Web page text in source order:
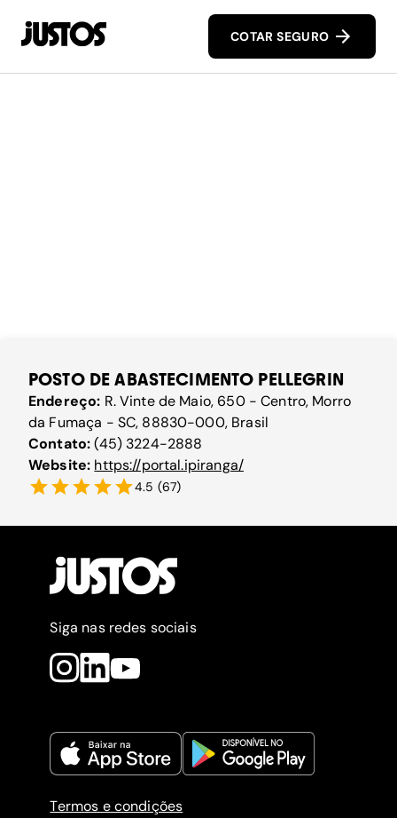
COTAR SEGURO
POSTO DE ABASTECIMENTO PELLEGRIN
Endereço: R. Vinte de Maio, 650 - Centro, Morro
da Fumaça - SC, 88830-000, Brasil
Contato:(45) 3224-2888
Website: https://portal.ipiranga/
4.5 (67)
Siga nas redes sociais
Termos e condições